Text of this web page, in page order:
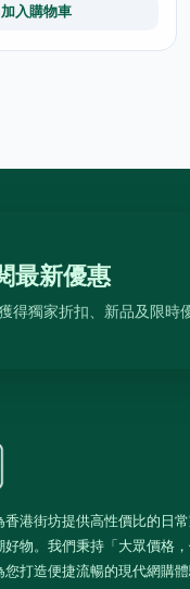
加入購物車
最新優惠
得獨家折扣、新品及限時
香港街坊提供高性價比的日
物。我們秉持「大眾價格
打造便捷流暢的現代網購體